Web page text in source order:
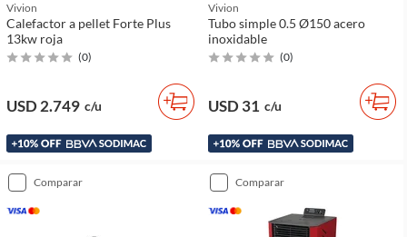
Vivion
Calefactor a pellet Forte Plus
13kw roja
(0)
USD 2.749 c/u
Vivion
Tubo simple 0.5 Ø150 acero
inoxidable
(0)
USD 31 c/u
comparar comparar